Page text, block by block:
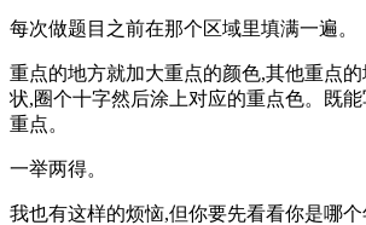
每次做题目之前在那个区域里填满一遍。
重点的地方就加大重点的颜色,其他重点
状,圈个十字然后涂上对应的重点色。既
重点。
一举两得。
我也有这样的烦恼,但你要先看看你是哪